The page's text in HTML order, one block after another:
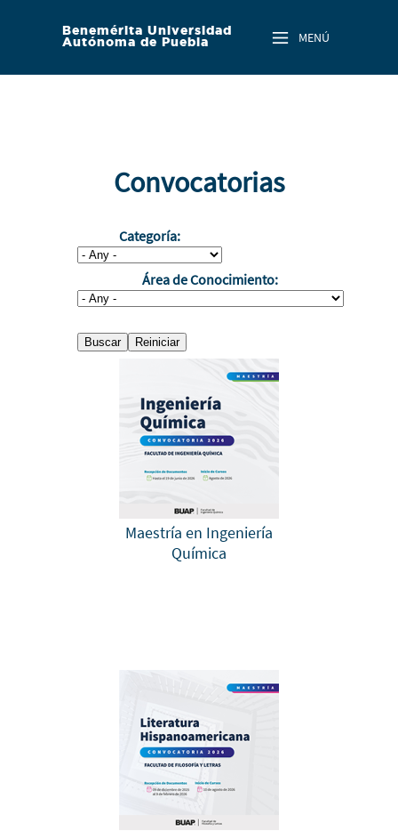
Benemérita Universidad
Autónoma de Puebla
MENÚ
Convocatorias
Categoría:
Área de Conocimiento:
Maestría en Ingeniería
Química